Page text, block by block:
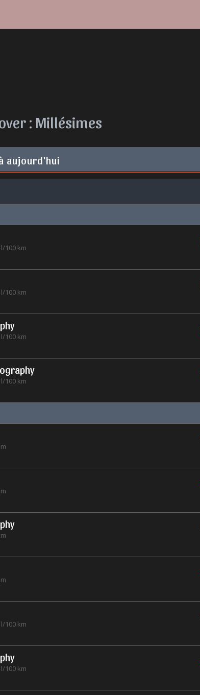
: Millésimes
aujourd'hui
l/100 km
l/100 km
l/100 km
l/100 km
l/100 km
l/100 km